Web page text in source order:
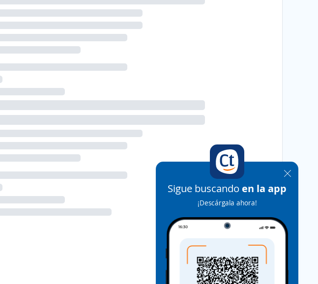
Sigue buscando en la app
¡Descárgala ahora!